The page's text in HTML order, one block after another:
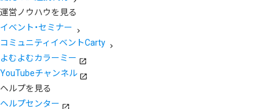
運営ノウハウを見る
イベント・セミナー
コミュニティイベントCarty
よむよむカラーミー
YouTubeチャンネル
ヘルプを見る
ヘルプセンター